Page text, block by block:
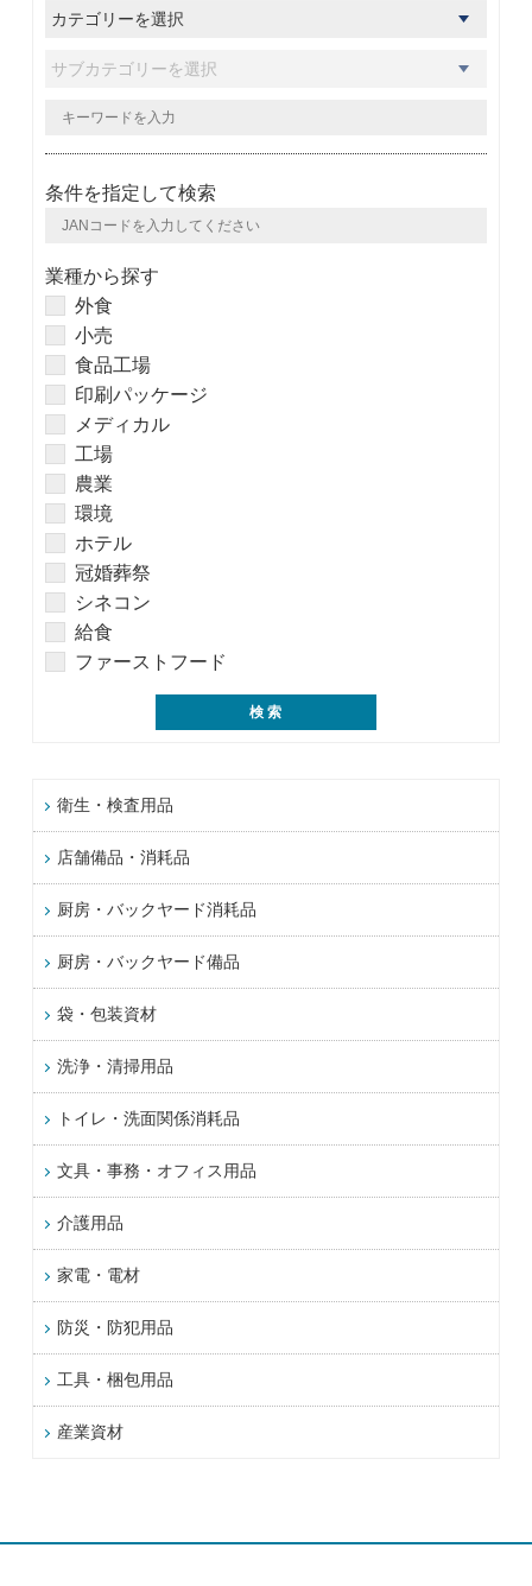
条件を指定して検索
業種から探す
外食
小売
食品工場
印刷パッケージ
メディカル
工場
農業
環境
ホテル
冠婚葬祭
シネコン
給食
ファーストフード
衛生・検査用品
店舗備品・消耗品
厨房・バックヤード消耗品
厨房・バックヤード備品
袋・包装資材
洗浄・清掃用品
トイレ・洗面関係消耗品
文具・事務・オフィス用品
介護用品
家電・電材
防災・防犯用品
工具・梱包用品
産業資材